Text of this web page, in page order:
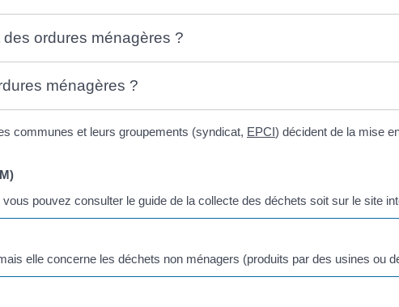
ordures ménagères ?
ménagères ?
communes et leurs groupements (syndicat, EPCI ) décident de la mise
pouvez consulter le guide de la collecte des déchets soit sur le site
elle concerne les déchets non ménagers (produits par des usines ou